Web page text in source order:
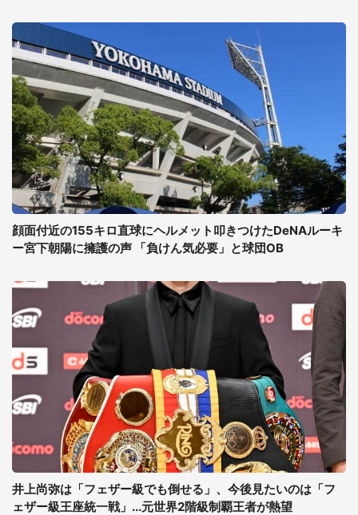
顔面付近の155キロ直球にヘルメット叩きつけたDeNAルーキ
ー宮下朝陽に擁護の声 「負けん気必要」と球団OB
井上尚弥は「フェザー級でも倒せる」、今後見たいのは「フ
ェザー級王座統一戦」...元世界2階級制覇王者が熱望